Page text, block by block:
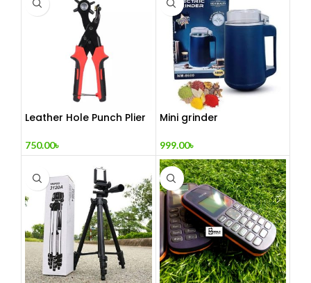
Leather Hole Punch Plier
750.00৳
Mini grinder
999.00৳